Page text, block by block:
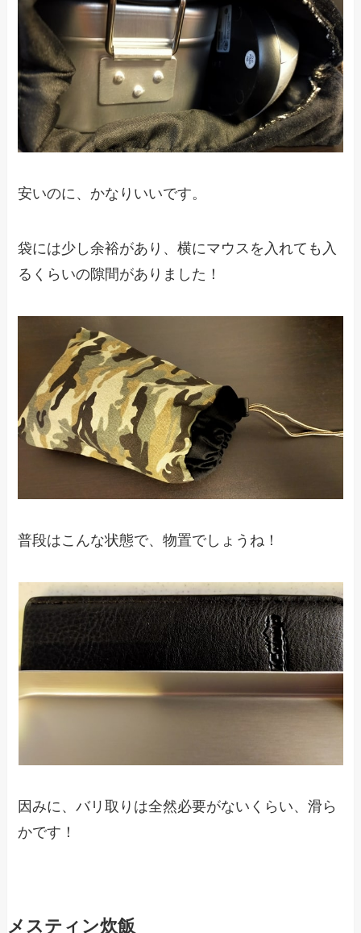
安いのに、かなりいいです。
袋には少し余裕があり、横にマウスを入れても入
るくらいの隙間がありました！
普段はこんな状態で、物置でしょうね！
因みに、バリ取りは全然必要がないくらい、滑ら
かです！
メスティン炊飯